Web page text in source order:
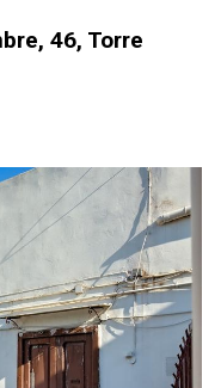
46, Torre